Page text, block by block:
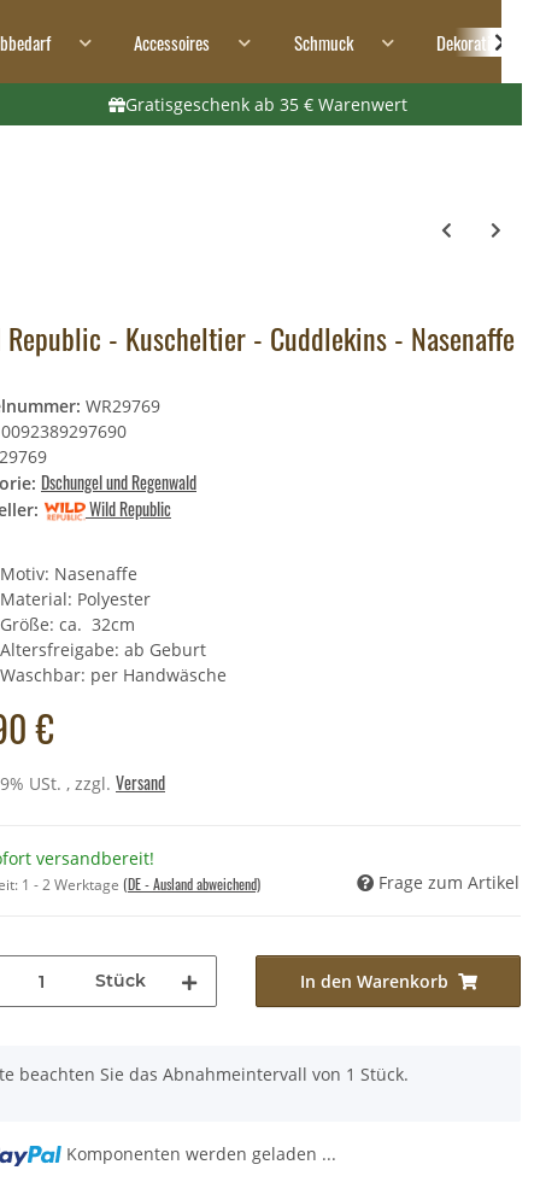
Accessoires Schmuck Dekoration
Gratisgeschenk ab 35 € Warenwert
- Kuscheltier - Cuddlekins - Nasenaffe
WR29769
0092389297690
29769
Dschungel und Regenwald
Wild Republic
Motiv: Nasenaffe
Material: Polyester
Größe: ca. 32cm
Altersfreigabe: ab Geburt
Waschbar: per Handwäsche
€
USt. , zzgl. Versand
versandbereit!
1 - 2 Werktage (DE - Ausland abweichend) Frage zum Artikel
Stück In den Warenkorb
beachten Sie das Abnahmeintervall von 1 Stück.
Komponenten werden geladen ...
- Schnee-Eule
- 14 cm
€*
11,90 €